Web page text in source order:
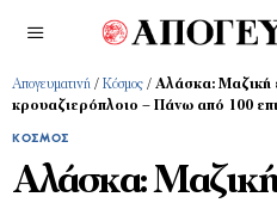
Απογευματινή / Κόσμος / Αλάσκα: Μαζική
κρουαζιερόπλοιο – Πάνω από 100
ΚΌΣΜΟΣ
Αλάσκα: